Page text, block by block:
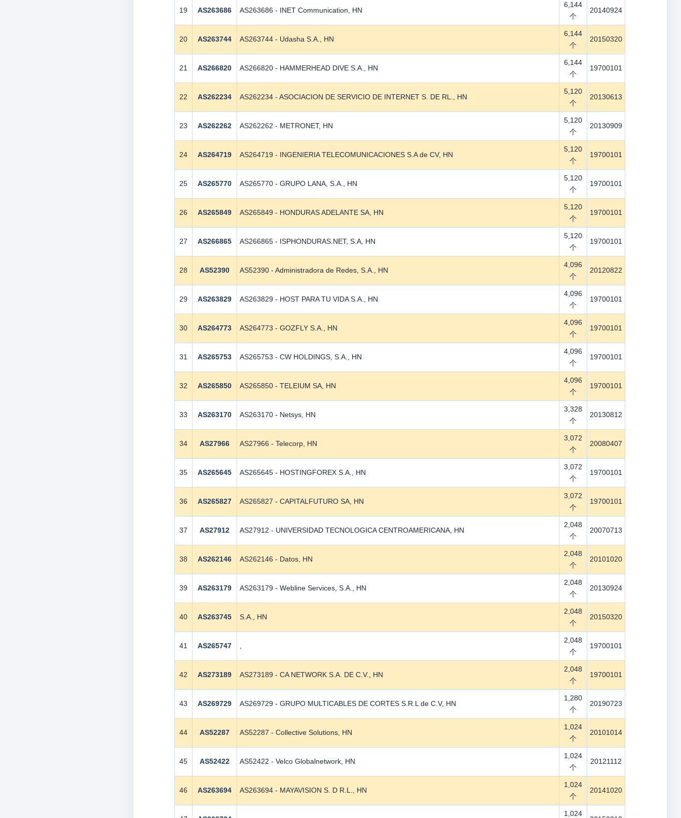
19 AS263686 AS263686 - INET Communication, HN
6,144
个
20140924
20 AS263744 AS263744 - Udasha S.A., HN
6,144
个
20150320
21 AS266820 AS266820 - HAMMERHEAD DIVE S.A., HN
6,144
个
19700101
22 AS262234 AS262234 - ASOCIACION DE SERVICIO DE INTERNET S. DE RL., HN
5,120
个
20130613
23 AS262262 AS262262 - METRONET, HN
5,120
个
20130909
24 AS264719 AS264719 - INGENIERIA TELECOMUNICACIONES S.A de CV, HN
5,120
个
19700101
25 AS265770 AS265770 - GRUPO LANA, S.A., HN
5,120
个
19700101
26 AS265849 AS265849 - HONDURAS ADELANTE SA, HN
5,120
个
19700101
27 AS266865 AS266865 - ISPHONDURAS.NET, S.A, HN
5,120
个
19700101
28 AS52390 AS52390 - Administradora de Redes, S.A., HN
4,096
个
20120822
29 AS263829 AS263829 - HOST PARA TU VIDA S.A., HN
4,096
个
19700101
30 AS264773 AS264773 - GOZFLY S.A., HN
4,096
个
19700101
31 AS265753 AS265753 - CW HOLDINGS, S.A., HN
4,096
个
19700101
32 AS265850 AS265850 - TELEIUM SA, HN
4,096
个
19700101
33 AS263170 AS263170 - Netsys, HN
3,328
个
20130812
34 AS27966 AS27966 - Telecorp, HN
3,072
个
20080407
35 AS265645 AS265645 - HOSTINGFOREX S.A., HN
3,072
个
19700101
36 AS265827 AS265827 - CAPITALFUTURO SA, HN
3,072
个
19700101
37 AS27912 AS27912 - UNIVERSIDAD TECNOLOGICA CENTROAMERICANA, HN
2,048
个
20070713
38 AS262146 AS262146 - Datos, HN
2,048
个
20101020
39 AS263179 AS263179 - Webline Services, S.A., HN
2,048
个
20130924
40 AS263745 S.A., HN
2,048
个
20150320
41 AS265747
2,048
个
19700101
42 AS273189 AS273189 - CA NETWORK S.A. DE C.V., HN
2,048
个
19700101
43 AS269729 AS269729 - GRUPO MULTICABLES DE CORTES S.R.L de C.V, HN
1,280
个
20190723
44 AS52287 AS52287 - Collective Solutions, HN
1,024
个
20101014
45 AS52422 AS52422 - Velco Globalnetwork, HN
1,024
个
20121112
46 AS263694 AS263694 - MAYAVISION S. D R.L., HN
1,024
个
20141020
1,024